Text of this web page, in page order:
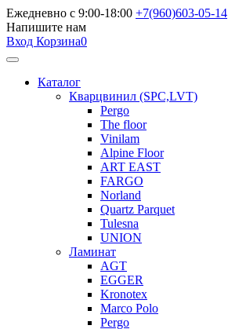
Ежедневно с 9:00-18:00 +7(960)603-05-14
Напишите нам
Вход Корзина0
Каталог
Кварцвинил (SPC,LVT)
Pergo
The floor
Vinilam
Alpine Floor
ART EAST
FARGO
Norland
Quartz Parquet
Tulesna
UNION
Ламинат
AGT
EGGER
Kronotex
Marco Polo
Pergo